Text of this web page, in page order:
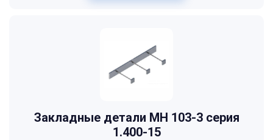
Закладные детали МН 103-3 серия
1.400-15